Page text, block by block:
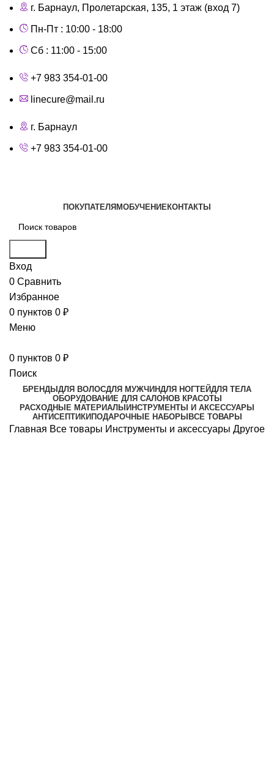
г. Барнаул, Пролетарская, 135,​ 1 этаж (вход 7)
Пн-Пт : 10:00 - 18:00
Сб : 11:00 - 15:00
+7 983 354-01-00
linecure@mail.ru
г. Барнаул
+7 983 354-01-00
ПОКУПАТЕЛЯМОБУЧЕНИЕКОНТАКТЫ
Вход
0 Сравнить
Избранное
0 пунктов 0 ₽
Меню
0 пунктов 0 ₽
Поиск
БРЕНДЫ ДЛЯ ВОЛОСДЛЯ МУЖЧИНДЛЯ НОГТЕЙДЛЯ ТЕЛА
ОБОРУДОВАНИЕ ДЛЯ САЛОНОВ КРАСОТЫ
РАСХОДНЫЕ МАТЕРИАЛЫ ИНСТРУМЕНТЫ И АКСЕССУАРЫ
АНТИСЕПТИКИ ПОДАРОЧНЫЕ НАБОРЫ ВСЕ ТОВАРЫ
Главная Все товары Инструменты и аксессуары Другое